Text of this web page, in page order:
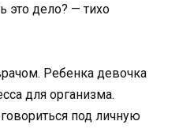
дело? — тихо
Ребенка девочка
для организма.
под личную